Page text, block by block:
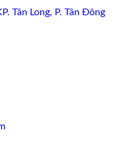
. Tân Long, P. Tân Đông